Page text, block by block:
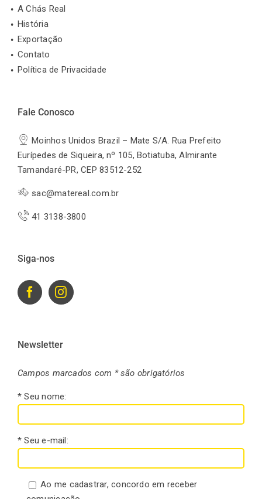
A Chás Real
História
Exportação
Contato
Política de Privacidade
Fale Conosco
Moinhos Unidos Brazil – Mate S/A. Rua Prefeito
Eurípedes de Siqueira, nº 105, Botiatuba, Almirante
Tamandaré-PR, CEP 83512-252
sac@matereal.com.br
41 3138-3800
Siga-nos
Newsletter
Campos marcados com * são obrigatórios
* Seu nome:
* Seu e-mail:
Ao me cadastrar, concordo em receber